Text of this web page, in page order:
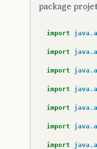
package
import
import
import
import
import
import
import